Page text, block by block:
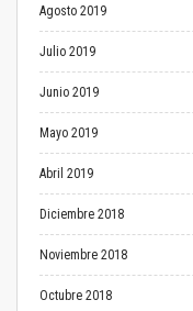
Agosto 2019
Julio 2019
Junio 2019
Mayo 2019
Abril 2019
Diciembre 2018
Noviembre 2018
Octubre 2018